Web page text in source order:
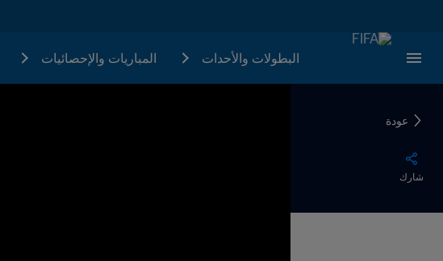
البطولات والأحدات المباريات والإحصائيات
عودة
شارك